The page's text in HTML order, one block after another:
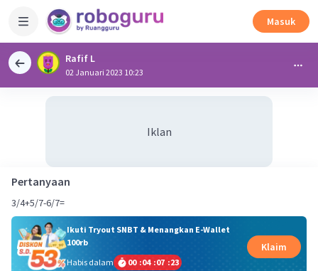
Masuk
Rafif L
02 Januari 2023 10:23
Iklan
Pertanyaan
3/4+5/7-6/7=
Ikuti Tryout SNBT & Menangkan E-Wallet
100rb
Habis dalam
00 :04 :07 :23
Klaim